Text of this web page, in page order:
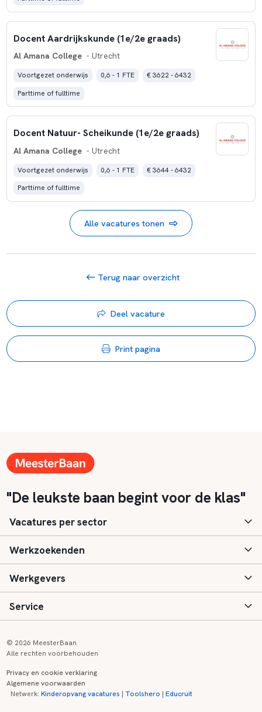
Docent Aardrijkskunde (1e/2e graads)
Al Amana College - Utrecht
Voortgezet onderwijs 0,6 - 1 FTE
€ 3622 - 6432
Parttime of fulltime
Docent Natuur- Scheikunde (1e/2e graads)
Al Amana College - Utrecht
Voortgezet onderwijs 0,6 - 1 FTE
€ 3644 - 6432
Parttime of fulltime
Alle vacatures tonen
Terug naar overzicht
Deel vacature
Print pagina
"De leukste baan begint voor de klas"
Vacatures per sector
Basisonderwijs
Speciaal (basis) onderwijs
Voortgezet onderwijs
Kinderopvang
Werkzoekenden
Aanmelden
Vacatures
Zij-instroom informatie
Werkgevers
Inloggen
Registreren
Service
Onderwijs links
© 2026 MeesterBaan
Alle rechten voorbehouden
Privacy en cookie verklaring
Algemene voorwaarden
Netwerk:Kinderopvang vacatures | Toolshero |Educruit